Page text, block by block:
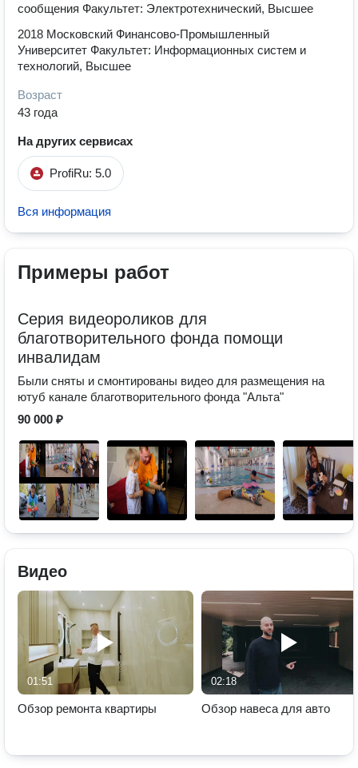
сообщения Факультет: Электротехнический, Высшее
2018 Московский Финансово-Промышленный
Университет Факультет: Информационных систем и
технологий, Высшее
Возраст
43 года
На других сервисах
ProfiRu: 5.0
Вся информация
Примеры работ
Серия видеороликов для
благотворительного фонда помощи
инвалидам
Были сняты и смонтированы видео для размещения на
ютуб канале благотворительного фонда "Альта"
90 000 ₽
Видео
01:51
Обзор ремонта квартиры
02:18
Обзор навеса для авто